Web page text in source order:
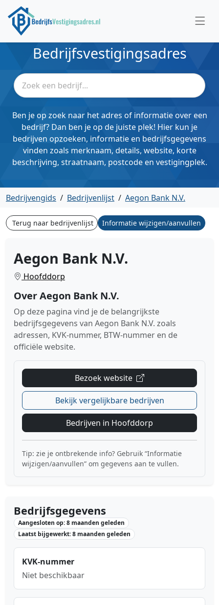
Bedrijfsvestigingsadres
Ben je op zoek naar het adres of informatie over een
bedrijf? Dan ben je op de juiste plek! Hier kun je
bedrijven opzoeken, informatie en bedrijfsgegevens
vinden zoals merknaam, details, website, korte
beschrijving, straatnaam, postcode en vestigingplek.
Bedrijvengids / Bedrijvenlijst / Aegon Bank N.V.
Terug naar bedrijvenlijst Informatie wijzigen/aanvullen
Aegon Bank N.V.
Hoofddorp
Over Aegon Bank N.V.
Op deze pagina vind je de belangrijkste
bedrijfsgegevens van Aegon Bank N.V. zoals
adressen, KVK-nummer, BTW-nummer en de
officiële website.
Bezoek website
Bekijk vergelijkbare bedrijven
Bedrijven in Hoofddorp
Tip: zie je ontbrekende info? Gebruik “Informatie
wijzigen/aanvullen” om gegevens aan te vullen.
Bedrijfsgegevens
Aangesloten op: 8 maanden geleden
Laatst bijgewerkt: 8 maanden geleden
KVK-nummer
Niet beschikbaar